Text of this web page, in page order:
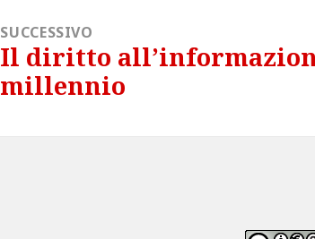
SUCCESSIVO
Articolo
successivo:
Il diritto
millennio